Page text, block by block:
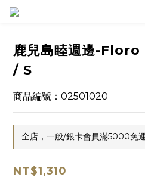
鹿兒島睦週邊-
/ S
商品編號：02501020
全店，一般/銀卡會員滿5000免
NT$1,310